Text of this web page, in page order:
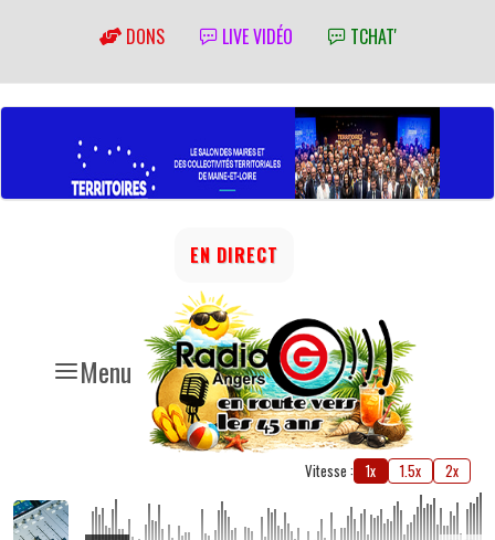
DONS LIVE VIDÉO TCHAT'
Menu
EN DIRECT
Vitesse : 1x 1.5x 2x